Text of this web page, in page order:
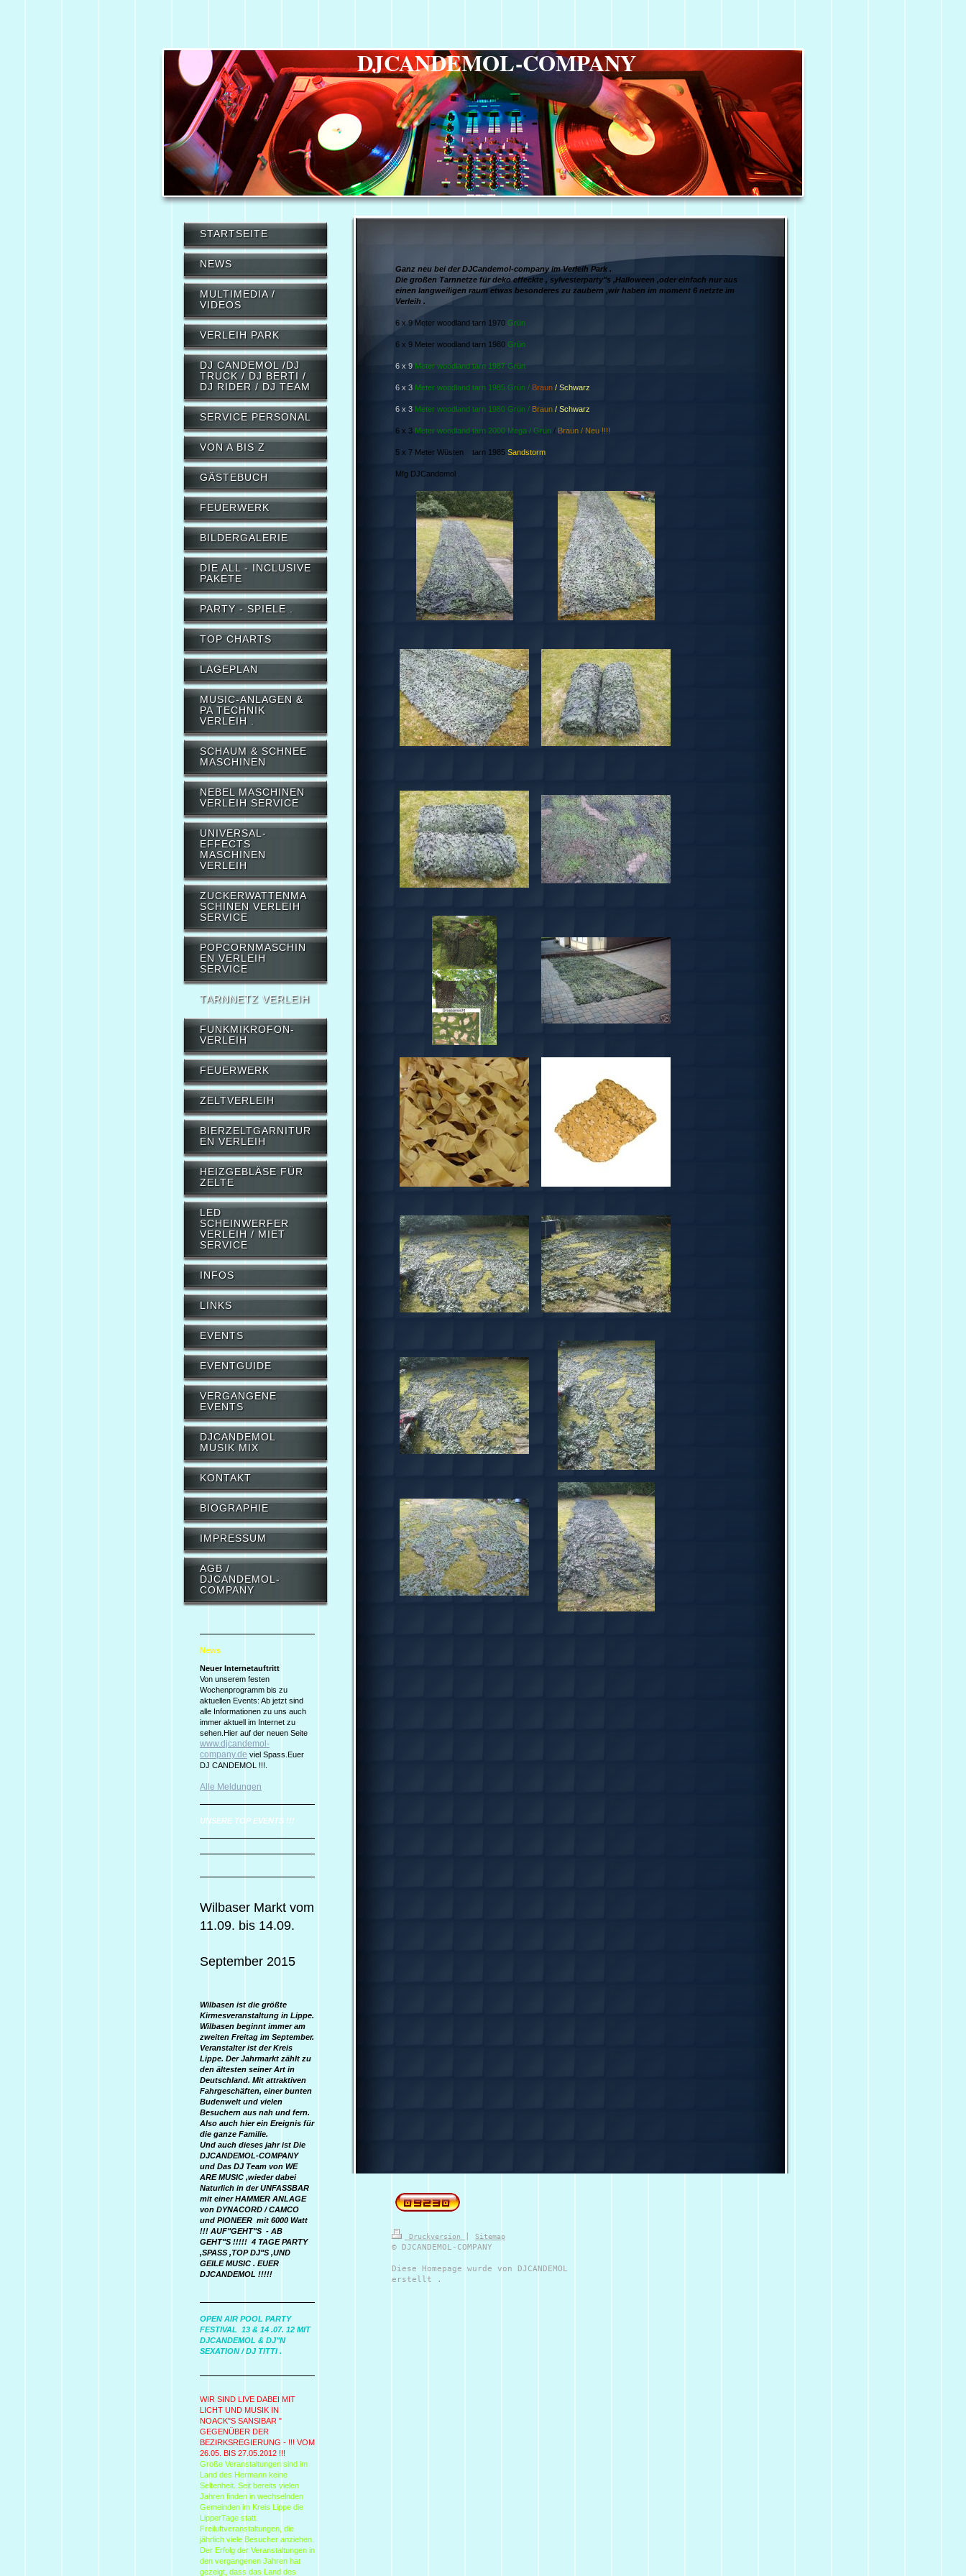
DJCANDEMOL-COMPANY
Ganz neu bei der DJCandemol-company im Verleih Park .
Die großen Tarnnetze für deko effeckte , sylvesterparty"s ,Halloween ,oder einfach nur aus
einen langweiligen raum etwas besonderes zu zaubern ,wir haben im moment 6 netzte im
Verleih .
6 x 9 Meter woodland tarn 1970 Grün
6 x 9 Meter woodland tarn 1980 Grün
6 x 9 Meter woodland tarn 1987 Grün
6 x 3 Meter woodland tarn 1985 Grün / Braun / Schwarz
6 x 3 Meter woodland tarn 1980 Grün / Braun / Schwarz
6 x 3 Meter woodland tarn 2000 Mega / Grün / Braun / Neu !!!!
5 x 7 Meter Wüsten tarn 1985 Sandstorm
Mfg DJCandemol .
Druckversion Sitemap
© DJCANDEMOL-COMPANY
Diese Homepage wurde von DJCANDEMOL
erstellt .
STARTSEITE
NEWS
MULTIMEDIA /
VIDEOS
VERLEIH PARK
DJ CANDEMOL /DJ
TRUCK / DJ BERTI /
DJ RIDER / DJ TEAM
SERVICE PERSONAL
VON A BIS Z
GÄSTEBUCH
FEUERWERK
BILDERGALERIE
DIE ALL - INCLUSIVE
PAKETE
PARTY - SPIELE .
TOP CHARTS
LAGEPLAN
MUSIC-ANLAGEN &
PA TECHNIK
VERLEIH .
SCHAUM & SCHNEE
MASCHINEN
NEBEL MASCHINEN
VERLEIH SERVICE
UNIVERSAL-
EFFECTS
MASCHINEN
VERLEIH
ZUCKERWATTENMA
SCHINEN VERLEIH
SERVICE
POPCORNMASCHIN
EN VERLEIH
SERVICE
TARNNETZ VERLEIH
FUNKMIKROFON-
VERLEIH
FEUERWERK
ZELTVERLEIH
BIERZELTGARNITUR
EN VERLEIH
HEIZGEBLÄSE FÜR
ZELTE
LED
SCHEINWERFER
VERLEIH / MIET
SERVICE
INFOS
LINKS
EVENTS
EVENTGUIDE
VERGANGENE
EVENTS
DJCANDEMOL
MUSIK MIX
KONTAKT
BIOGRAPHIE
IMPRESSUM
AGB /
DJCANDEMOL-
COMPANY
News
Neuer Internetauftritt
Von unserem festen
Wochenprogramm bis zu
aktuellen Events: Ab jetzt sind
alle Informationen zu uns auch
immer aktuell im Internet zu
sehen.Hier auf der neuen Seite
www.djcandemol-
company.de viel Spass.Euer
DJ CANDEMOL !!!.
Alle Meldungen
UNSERE TOP EVENTS !!!
Wilbaser Markt vom
11.09. bis 14.09.
September 2015
Wilbasen ist die größte
Kirmesveranstaltung in Lippe.
Wilbasen beginnt immer am
zweiten Freitag im September.
Veranstalter ist der Kreis
Lippe. Der Jahrmarkt zählt zu
den ältesten seiner Art in
Deutschland. Mit attraktiven
Fahrgeschäften, einer bunten
Budenwelt und vielen
Besuchern aus nah und fern.
Also auch hier ein Ereignis für
die ganze Familie.
Und auch dieses jahr ist Die
DJCANDEMOL-COMPANY
und Das DJ Team von WE
ARE MUSIC ,wieder dabei
Naturlich in der UNFASSBAR
mit einer HAMMER ANLAGE
von DYNACORD / CAMCO
und PIONEER mit 6000 Watt
!!! AUF"GEHT"S - AB
GEHT"S !!!!! 4 TAGE PARTY
,SPASS ,TOP DJ"S ,UND
GEILE MUSIC . EUER
DJCANDEMOL !!!!!
OPEN AIR POOL PARTY
FESTIVAL 13 & 14 .07. 12 MIT
DJCANDEMOL & DJ"N
SEXATION / DJ TITTI .
WIR SIND LIVE DABEI MIT
LICHT UND MUSIK IN
NOACK"S SANSIBAR "
GEGENÜBER DER
BEZIRKSREGIERUNG - !!! VOM
26.05. BIS 27.05.2012 !!!
Große Veranstaltungen sind im
Land des Hermann keine
Seltenheit. Seit bereits vielen
Jahren finden in wechselnden
Gemeinden im Kreis Lippe die
LipperTage statt.
Freiluftveranstaltungen, die
jährlich viele Besucher anziehen.
Der Erfolg der Veranstaltungen in
den vergangenen Jahren hat
gezeigt, dass das Land des